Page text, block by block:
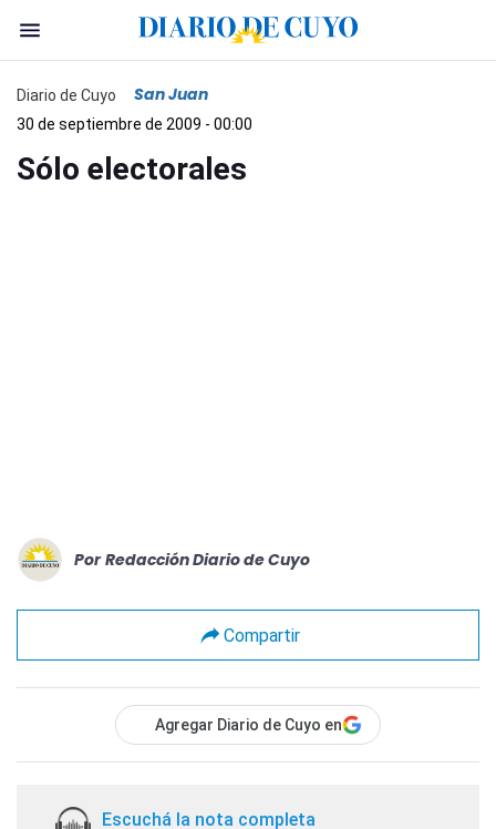
Diario de Cuyo San Juan
30 de septiembre de 2009 - 00:00
Sólo electorales
Por Redacción Diario de Cuyo
Compartir
Agregar Diario de Cuyo en
Escuchá la nota completa